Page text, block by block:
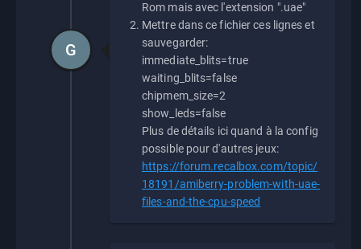
Rom mais avec l'extension ".uae"
Mettre dans ce fichier ces lignes et
sauvegarder:
immediate_blits=true
waiting_blits=false
chipmem_size=2
show_leds=false
Plus de détails ici quand à la config
possible pour d'autres jeux:
https://forum.recalbox.com/topic/
18191/amiberry-problem-with-uae-
files-and-the-cpu-speed
G